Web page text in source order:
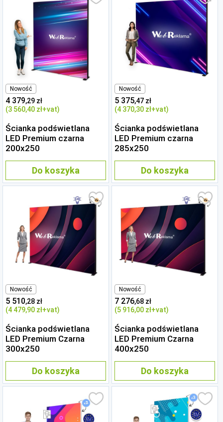
Nowość
4 379,29 zł
(3 560,40 zł+vat)
Ścianka podświetlana
LED Premium czarna
200x250
Do koszyka
Nowość
5 375,47 zł
(4 370,30 zł+vat)
Ścianka podświetlana
LED Premium czarna
285x250
Do koszyka
Nowość
5 510,28 zł
(4 479,90 zł+vat)
Ścianka podświetlana
LED Premium Czarna
300x250
Do koszyka
Nowość
7 276,68 zł
(5 916,00 zł+vat)
Ścianka podświetlana
LED Premium Czarna
400x250
Do koszyka